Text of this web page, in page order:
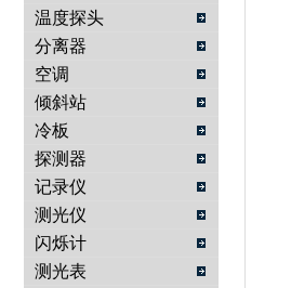
武汉提沃克科技有限公司
温度探头
分离器
空调
倾斜站
冷板
探测器
记录仪
测光仪
闪烁计
测光表